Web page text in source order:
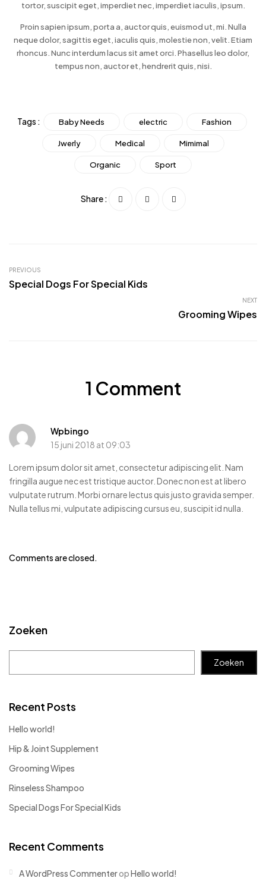
Zoeken
Zoeken
Recent Posts
Hello world!
Hip & Joint Supplement
Grooming Wipes
Rinseless Shampoo
Special Dogs For Special Kids
Recent Comments
A WordPress CommenteropHello world!
tortor, suscipit eget, imperdiet nec, imperdiet iaculis, ipsum.
Proin sapien ipsum, porta a, auctor quis, euismod ut, mi. Nulla
neque dolor, sagittis eget, iaculis quis, molestie non, velit. Etiam
rhoncus. Nunc interdum lacus sit amet orci. Phasellus leo dolor,
tempus non, auctor et, hendrerit quis, nisi.
Tags : Baby Needs electric Fashion
Jwerly Medical Mimimal
Organic Sport
Share :
PREVIOUS
Special Dogs For Special Kids
NEXT
Grooming Wipes
1 Comment
Wpbingo
15 juni 2018 at 09:03
Lorem ipsum dolor sit amet, consectetur adipiscing elit. Nam
fringilla augue nec est tristique auctor. Donec non est at libero
vulputate rutrum. Morbi ornare lectus quis justo gravida semper.
Nulla tellus mi, vulputate adipiscing cursus eu, suscipit id nulla.
Comments are closed.